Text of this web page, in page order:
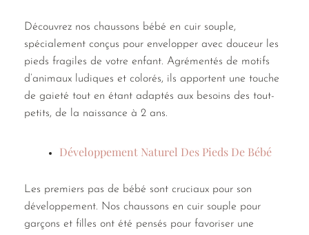
Découvrez nos chaussons bébé en cuir souple,
spécialement conçus pour envelopper avec douceur les
pieds fragiles de votre enfant. Agrémentés de motifs
d’animaux ludiques et colorés, ils apportent une touche
de gaieté tout en étant adaptés aux besoins des tout-
petits, de la naissance à 2 ans.
Développement Naturel Des Pieds De Bébé
Les premiers pas de bébé sont cruciaux pour son
développement. Nos chaussons en cuir souple pour
garçons et filles ont été pensés pour favoriser une